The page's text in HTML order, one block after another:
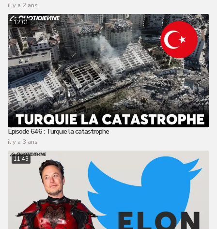
il y a 2 ans
12:01
Épisode 646 : Turquie la catastrophe
il y a 3 ans
11:43